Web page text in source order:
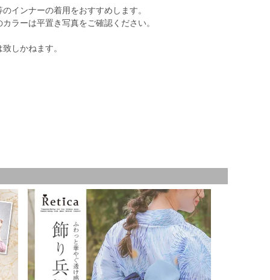
インナーの着用をおすすめします。
ラーは平置き写真をご確認ください。
しかねます。